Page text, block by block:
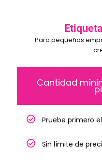
Para pequeñas
Cantidad
Pruebe primero
Sin límite de